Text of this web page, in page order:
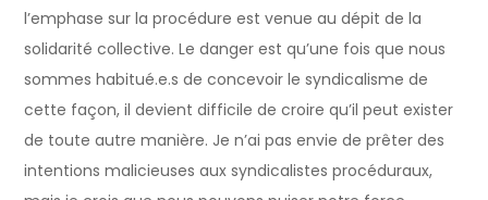
l’emphase sur la procédure est venue au dépit de la
solidarité collective. Le danger est qu’une fois que nous
sommes habitué.e.s de concevoir le syndicalisme de
cette façon, il devient difficile de croire qu’il peut exister
de toute autre manière. Je n’ai pas envie de prêter des
intentions malicieuses aux syndicalistes procéduraux,